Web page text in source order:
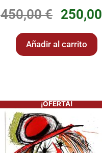
450,00€ 250,00
Añadir al carrito
¡OFERTA!